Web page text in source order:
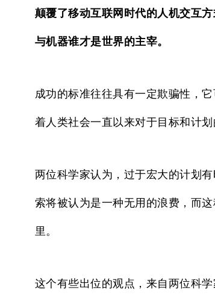
颠覆了移动互联网时代的人机交互
与机器谁才是世界的主宰。
成功的标准往往具有一定欺骗性，
着人类社会一直以来对于目标和计划
两位科学家认为，过于宏大的计划
索将被认为是一种无用的浪费，而
里。
这个有些出位的观点，来自两位科